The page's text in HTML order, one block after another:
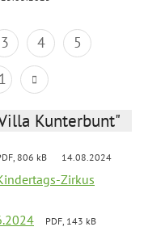
3 4
5
Kunterbunt"
806 kB 14.08.2024
Zirkus
PDF, 143 kB